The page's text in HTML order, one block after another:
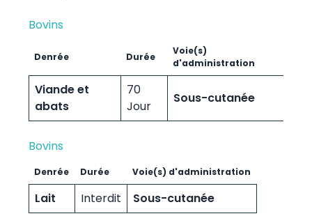
Bovins
Denrée Durée
Voie(s)
d'administration
Viande et
abats
70
Jour
Sous-cutanée
Bovins
Denrée Durée Voie(s) d'administration
Lait Interdit Sous-cutanée